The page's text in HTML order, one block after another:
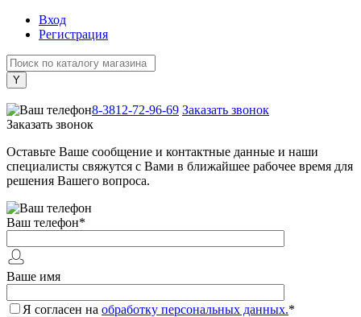
Вход
Регистрация
8-3812-72-96-69 Заказать звонок
Заказать звонок
Оставьте Ваше сообщение и контактные данные и наши
специалисты свяжутся с Вами в ближайшее рабочее время для
решения Вашего вопроса.
Ваш телефон*
Ваше имя
Я согласен на обработку персональных данных.*